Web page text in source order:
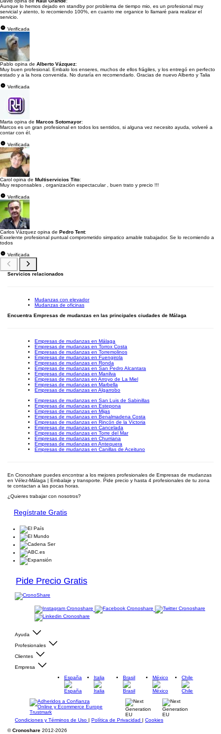
Aunque lo hemos dejado en standby por problema de tiempo mio, es un profesional muy
servicial y atento, lo recomiendo 100%, en cuanto me organice lo llamaré para realizar el
servicio.
Verificada
Pablo opina de Alberto Vázquez:
Muy buen profesional. Embalo los enseres, muchos de ellos frágiles, y los entregó en perfecto
estado y a la hora convenida. No duraría en recomendarlo. Gracias de nuevo Alberto y Talia
Verificada
Marta opina de Marcos Sotomayor:
Marcos es un gran profesional en todos los sentidos, si alguna vez necesito ayuda, volveré a
contar con él.
Verificada
Carol opina de Multiservicios Tito:
Muy responsables , organización espectacular , buen trato y precio !!!
Verificada
Carlos Vázquez opina de Pedro Tent:
Exxelente profesional puntual comprometido simpatico amable trabajador. Se lo recomiendo a
todos
Verificada
Servicios relacionados
Mudanzas con elevador
Mudanzas de oficinas
Encuentra Empresas de mudanzas en las principales ciudades de Málaga
Empresas de mudanzas en Málaga
Empresas de mudanzas en Torrox Costa
Empresas de mudanzas en Torremolinos
Empresas de mudanzas en Fuengirola
Empresas de mudanzas en Ronda
Empresas de mudanzas en San Pedro Alcantara
Empresas de mudanzas en Manilva
Empresas de mudanzas en Arroyo de La Miel
Empresas de mudanzas en Marbella
Empresas de mudanzas en Algarrobo
Empresas de mudanzas en San Luis de Sabinillas
Empresas de mudanzas en Estepona
Empresas de mudanzas en Mijas
Empresas de mudanzas en Benalmadena Costa
Empresas de mudanzas en Rincón de la Victoria
Empresas de mudanzas en Cancelada
Empresas de mudanzas en Torre del Mar
Empresas de mudanzas en Churriana
Empresas de mudanzas en Antequera
Empresas de mudanzas en Canillas de Aceituno
En Cronoshare puedes encontrar a los mejores profesionales de Empresas de mudanzas
en Vélez-Málaga | Embalaje y transporte. Pide precio y hasta 4 profesionales de tu zona
te contactan a las pocas horas.
¿Quieres trabajar con nosotros?
Regístrate Gratis
Pide Precio Gratis
Ayuda
Profesionales
Clientes
Empresa
España
Italia Brasil México Chile
Condiciones y Términos de Uso | Política de Privacidad | Cookies
©Cronoshare 2012-2026